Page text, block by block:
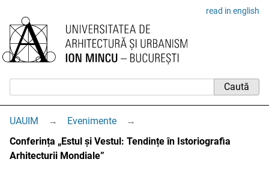
read in english
UAUIM → Evenimente
→
Conferința „Estul și Vestul: Tendințe în Istoriografia
Arhitecturii Mondiale”